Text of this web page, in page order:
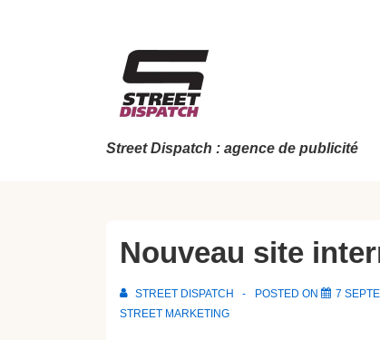
Street Dispatch : agence de publicité
Nouveau site
STREET DISPATCH POSTED ON 7
STREET MARKETING